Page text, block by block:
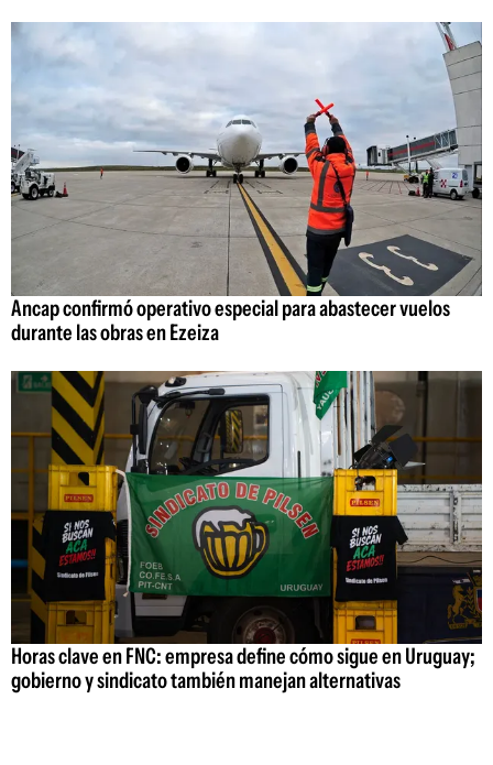
Ancap confirmó operativo especial para abastecer vuelos
durante las obras en Ezeiza
Horas clave en FNC: empresa define cómo sigue en Uruguay;
gobierno y sindicato también manejan alternativas